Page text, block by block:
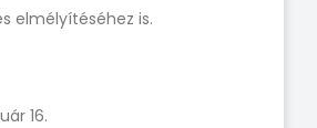
elmélyítéséhez is.
16.